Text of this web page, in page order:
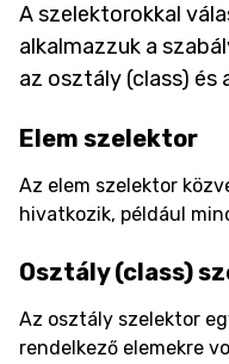
A szelektorokkal
alkalmazzuk a
az osztály (class) és
Elem szelektor
Az elem szelektor
hivatkozik, például
Osztály (class)
Az osztály szelektor
rendelkező elemekre